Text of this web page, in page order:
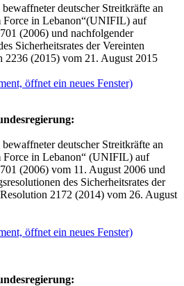
deutscher Streitkräfte an
Force in Lebanon“(UNIFIL) auf
(2006) und nachfolgender
Sicherheitsrates der Vereinten
2236 (2015) vom 21. August 2015
öffnet ein neues Fenster)
deutscher Streitkräfte an
Force in Lebanon“ (UNIFIL) auf
(2006) vom 11. August 2006 und
des Sicherheitsrates der
2172 (2014) vom 26. August
öffnet ein neues Fenster)